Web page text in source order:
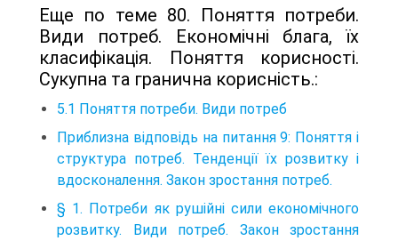
Еще по теме 80. Поняття потреби.
Види потреб. Економічні блага, їх
класифікація. Поняття корисності.
Сукупна та гранична корисність.:
5.1 Поняття потреби. Види потреб
Приблизна відповідь на питання 9: Поняття і
структура потреб. Тенденції їх розвитку і
вдосконалення. Закон зростання потреб.
§ 1. Потреби як рушійні сили економічного
розвитку. Види потреб. Закон зростання